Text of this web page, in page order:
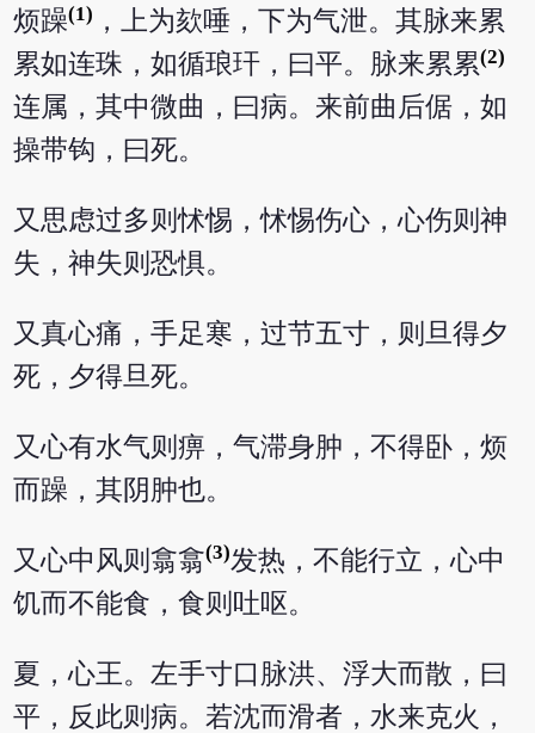
烦躁(1) ，上为欬唾，下为气泄。其脉来累
累如连珠，如循琅玕，曰平。脉来累累(2)
连属，其中微曲，曰病。来前曲后倨，如
操带钩，曰死。
又思虑过多则怵惕，怵惕伤心，心伤则神
失，神失则恐惧。
又真心痛，手足寒，过节五寸，则旦得夕
死，夕得旦死。
又心有水气则痹，气滞身肿，不得卧，烦
而躁，其阴肿也。
又心中风则翕翕(3)发热，不能行立，心中
饥而不能食，食则吐呕。
夏，心王。左手寸口脉洪、浮大而散，曰
平，反此则病。若沈而滑者，水来克火，